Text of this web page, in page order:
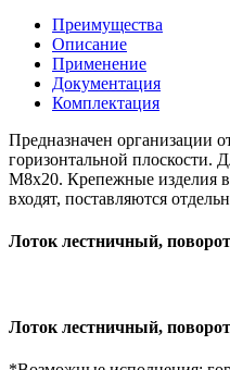
Преимущества
Описание
Применение
Документация
Комплектация
Предназначен организации
горизонтальной плоскости.
М8х20. Крепежные изделия
входят, поставляются
Лоток лестничный,
Лоток лестничный,